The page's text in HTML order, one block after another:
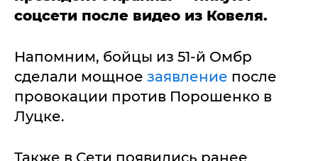
соцсети после видео из Ковеля.
Напомним, бойцы из 51-й Омбр
сделали мощное заявление после
провокации против Порошенко в
Луцке.
Также в Сети появились ранее